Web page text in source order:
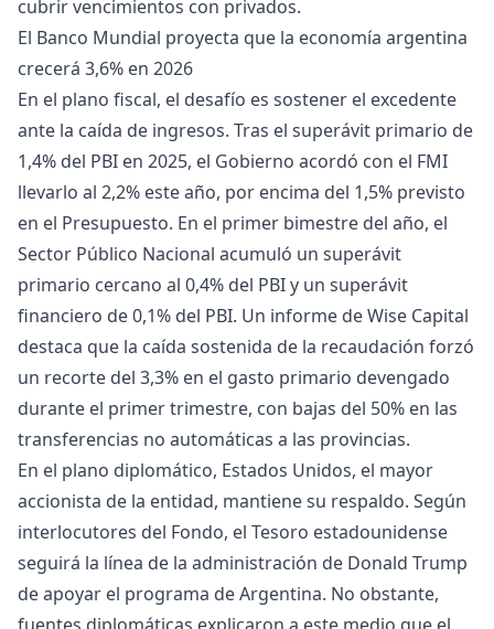
cubrir vencimientos con privados.
El Banco Mundial proyecta que la economía argentina
crecerá 3,6% en 2026
En el plano fiscal, el desafío es sostener el excedente
ante la caída de ingresos. Tras el superávit primario de
1,4% del PBI en 2025, el Gobierno acordó con el FMI
llevarlo al 2,2% este año, por encima del 1,5% previsto
en el Presupuesto. En el primer bimestre del año, el
Sector Público Nacional acumuló un superávit
primario cercano al 0,4% del PBI y un superávit
financiero de 0,1% del PBI. Un informe de Wise Capital
destaca que la caída sostenida de la recaudación forzó
un recorte del 3,3% en el gasto primario devengado
durante el primer trimestre, con bajas del 50% en las
transferencias no automáticas a las provincias.
En el plano diplomático, Estados Unidos, el mayor
accionista de la entidad, mantiene su respaldo. Según
interlocutores del Fondo, el Tesoro estadounidense
seguirá la línea de la administración de Donald Trump
de apoyar el programa de Argentina. No obstante,